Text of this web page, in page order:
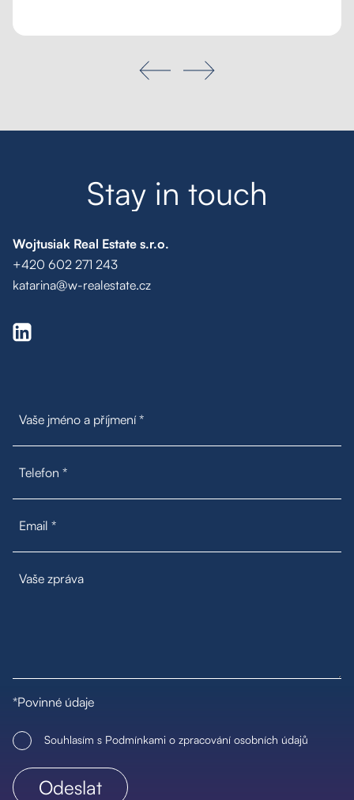
Poptávka na míru
Stay in touch
Wojtusiak Real Estate s.r.o.
+420 602 271 243
katarina@w-realestate.cz
*Povinné údaje
Souhlasím s Podmínkami o zpracování osobních údajů